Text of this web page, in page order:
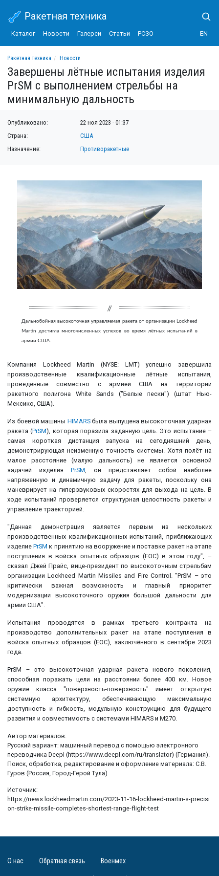
Ракетная техника
Каталог Новости Галереи Статьи РСЗО EN
Ракетная техника
Новости
Завершены лётные испытания изделия PrSM с выполнением стрельбы на
Завершены лётные испытания изделия
PrSM с выполнением стрельбы на
минимальную дальность
Опубликовано:
22 ноя 2023 - 01:37
Страна:
США
Назначение:
Противоракетные
Дальнобойная высокоточная управляемая ракета от организации Lockheed
Martin достигла многочисленных успехов во время лётных испытаний в
армии США.
Компания Lockheed Martin (NYSE: LMT) успешно завершила
производственные квалификационные лётные испытания,
проведённые совместно с армией США на территории
ракетного полигона White Sands ("Белые пески") (штат Нью-
Мексико, США).
Из боевой машины HIMARSбыла выпущена высокоточная ударная
ракета (PrSM), которая поразила заданную цель. Это испытание –
самая короткая дистанция запуска на сегодняшний день,
демонстрирующая неизменную точность системы. Хотя полёт на
малое расстояние (малую дальность) не является основной
задачей изделия PrSM, он представляет собой наиболее
напряженную и динамичную задачу для ракеты, поскольку она
маневрирует на гиперзвуковых скоростях для выхода на цель. В
ходе испытаний проверяется структурная целостность ракеты и
управление траекторией.
"Данная демонстрация является первым из нескольких
производственных квалификационных испытаний, приближающих
изделиеPrSM к принятию на вооружение и поставке ракет на этапе
поступления в войска опытных образцов (EOC) в этом году", –
сказал Джей Прайс, вице-президент по высокоточным стрельбам
организации Lockheed Martin Missiles and Fire Control. "PrSM – это
критически важная возможность и главный приоритет
модернизации высокоточного оружия большой дальности для
армии США".
Испытания проводятся в рамках третьего контракта на
производство дополнительных ракет на этапе поступления в
войска опытных образцов (EOC), заключённого в сентябре 2023
года.
PrSM – это высокоточная ударная ракета нового поколения,
способная поражать цели на расстоянии более 400 км. Новое
оружие класса "поверхность-поверхность" имеет открытую
системную архитектуру, обеспечивающую максимальную
доступность и гибкость, модульную конструкцию для будущего
развития и совместимость с системами HIMARS и M270.
Автор материалов:
Русский вариант: машинный перевод с помощью электронного
переводчика Deepl (https://www.deepl.com/ru/translator) (Германия).
Поиск, обработка, редактирование и оформление материала: С.В.
Гуров (Россия, Город-Герой Тула)
Источник:
https://news.lockheedmartin.com/2023-11-16-lockheed-martin-s-precisi
on-strike-missile-completes-shortest-range-flight-test
О нас Обратная связь Военмех